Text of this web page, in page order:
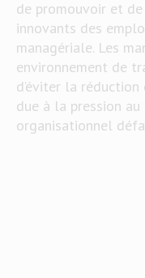
de promouvoir et
innovants des
managériale. Les
environnement de
d’éviter la
due à la pression
organisationnel